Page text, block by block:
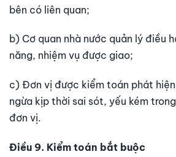
bên có liên quan;
b) Cơ quan nhà nước quản lý điều
năng, nhiệm vụ được giao;
c) Đơn vị được kiểm toán phát
ngừa kịp thời sai sót, yếu kém
đơn vị.
Điều 9. Kiểm toán bắt buộc